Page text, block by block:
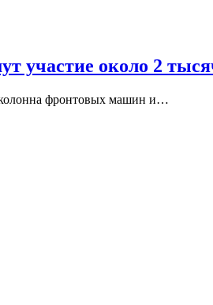
участие около 2
колонна фронтовых машин и…